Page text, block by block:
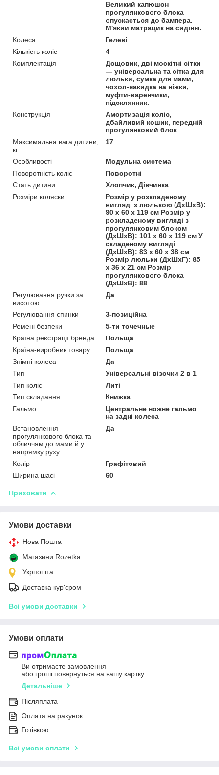
Великий капюшон
прогулянкового блока
опускається до бампера.
М'який матрацик на сидінні.
Колеса
Гелеві
Кількість коліс
4
Комплектація
Дощовик, дві москітні сітки
— універсальна та сітка для
люльки, сумка для мами,
чохол-накидка на ніжки,
муфти-варенчики,
підсклянник.
Конструкція
Амортизація коліс,
дбайливий кошик, передній
прогулянковий блок
Максимальна вага дитини,
кг
17
Особливості
Модульна система
Поворотність коліс
Поворотні
Стать дитини
Хлопчик, Дівчинка
Розміри коляски
Розмір у розкладеному
вигляді з люлькою (ДхШхВ):
90 х 60 х 119 см Розмір у
розкладеному вигляді з
прогулянковим блоком
(ДхШхВ): 101 х 60 х 119 см У
складеному вигляді
(ДхШхВ): 83 х 60 х 38 см
Розмір люльки (ДхШхГ): 85
х 36 х 21 см Розмір
прогулянкового блока
(ДхШхВ): 88
Регулювання ручки за
висотою
Да
Регулювання спинки
3-позиційна
Ремені безпеки
5-ти точечные
Країна реєстрації бренда
Польща
Країна-виробник товару
Польща
Знімні колеса
Да
Тип
Універсальні візочки 2 в 1
Тип коліс
Литі
Тип складання
Книжка
Гальмо
Центральне ножне гальмо
на задні колеса
Встановлення
прогулянкового блока та
обличчям до мами й у
напрямку руху
Да
Колір
Графітовий
Ширина шасі
60
Приховати
Умови доставки
Нова Пошта
Магазини Rozetka
Укрпошта
Доставка кур'єром
Всі умови доставки
Умови оплати
Ви отримаєте замовлення
або гроші повернуться на вашу картку
Детальніше
Післяплата
Оплата на рахунок
Готівкою
Всі умови оплати